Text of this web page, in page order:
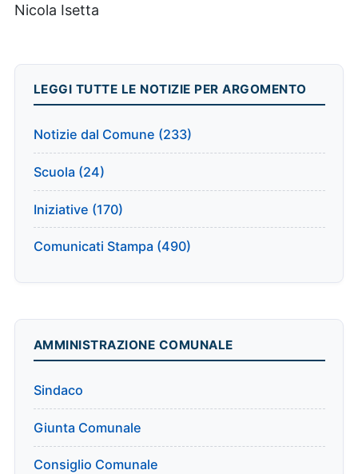
Nicola Isetta
LEGGI TUTTE LE NOTIZIE PER ARGOMENTO
Notizie dal Comune (233)
Scuola (24)
Iniziative (170)
Comunicati Stampa (490)
AMMINISTRAZIONE COMUNALE
Sindaco
Giunta Comunale
Consiglio Comunale